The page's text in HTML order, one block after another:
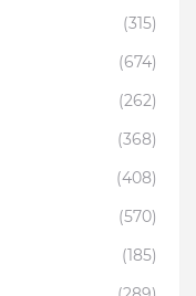
(315)
(674)
(262)
(368)
(408)
(570)
(185)